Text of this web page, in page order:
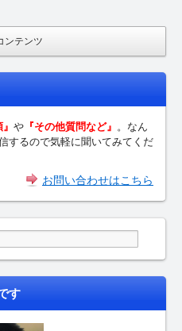
ンテンツ
や 『その他質問など』 。なん
するので気軽に聞いてみてくだ
お問い合わせはこちら
す